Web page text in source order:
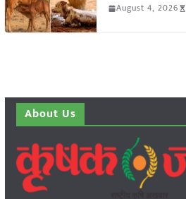
August 4, 2026
About Us